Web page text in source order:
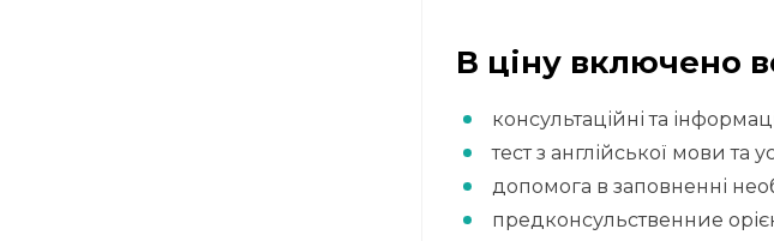
В ціну включено
консультаційні та
тест з англійської мови та
допомога в заповненні
предконсульственние